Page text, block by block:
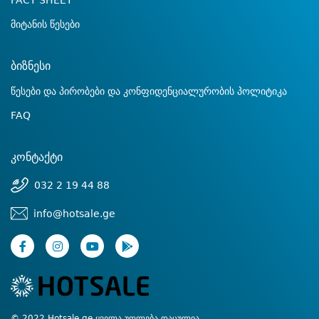
მიტანის წესები
ბიზნესი
წესები და პირობები და კონფიდენციალურობის პოლიტიკა
FAQ
კონტაქტი
032 2 19 44 88
info@hotsale.ge